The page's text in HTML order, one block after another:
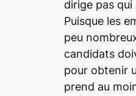
dirige pas qui
Puisque les
peu
candidats
pour obtenir
prend au